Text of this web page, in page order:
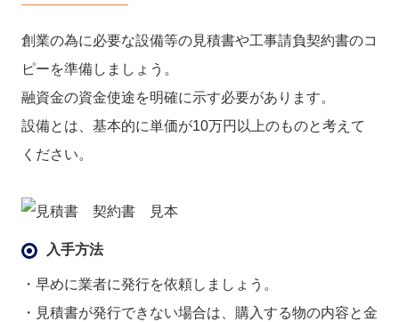
創業の為に必要な設備等の見積書や工事請負契約書のコ
ピーを準備しましょう。
融資金の資金使途を明確に示す必要があります。
設備とは、基本的に単価が10万円以上のものと考えて
ください。
入手方法
・早めに業者に発行を依頼しましょう。
・見積書が発行できない場合は、購入する物の内容と金